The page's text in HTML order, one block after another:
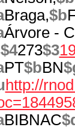
Braga,$b
Árvore -
$4273$3
PT$bBN
http://
BIBNAC